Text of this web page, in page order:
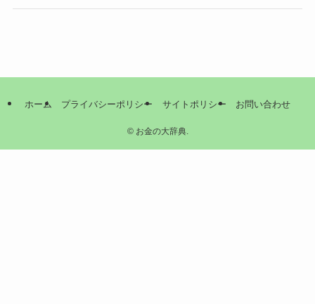
ホーム プライバシーポリシー サイトポリシー お問い合わせ
©お金の大辞典.